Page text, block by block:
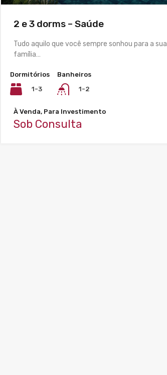
2 e 3 dorms – Saúde
Tudo aquilo que você sempre sonhou para a sua
família…
Dormitórios
1-3
Banheiros
1-2
À Venda, Para Investimento
Sob Consulta